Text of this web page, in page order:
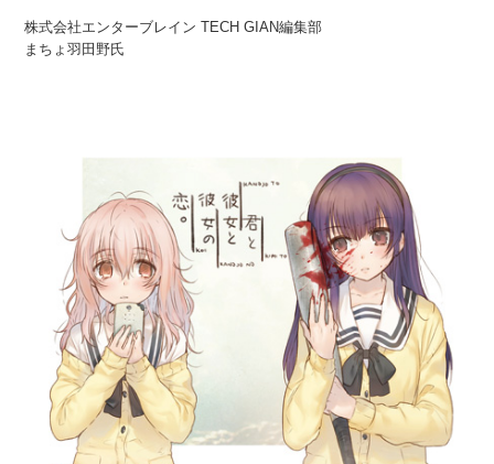
株式会社エンターブレイン TECH GIAN編集部
まちょ羽田野氏